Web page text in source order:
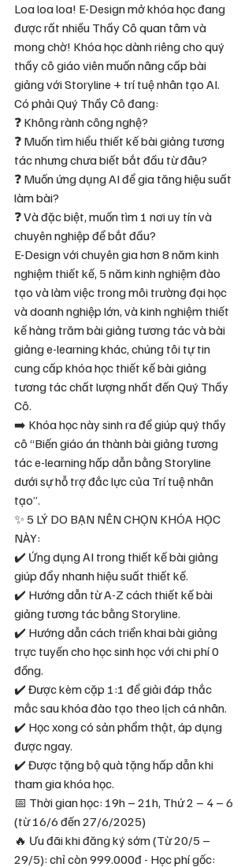
Loa loa loa! E-Design mở khóa học đang
được rất nhiều Thầy Cô quan tâm và
mong chờ! Khóa học dành riêng cho quý
thầy cô giáo viên muốn nâng cấp bài
giảng với Storyline + trí tuệ nhân tạo AI.
Có phải Quý Thầy Cô đang:
❓ Không rành công nghệ?
❓ Muốn tìm hiểu thiết kế bài giảng tương
tác nhưng chưa biết bắt đầu từ đâu?
❓ Muốn ứng dụng AI để gia tăng hiệu suất
làm bài?
❓ Và đặc biệt, muốn tìm 1 nơi uy tín và
chuyên nghiệp để bắt đầu?
E-Design với chuyên gia hơn 8 năm kinh
nghiệm thiết kế, 5 năm kinh nghiệm đào
tạo và làm việc trong môi trường đại học
và doanh nghiệp lớn, và kinh nghiệm thiết
kế hàng trăm bài giảng tương tác và bài
giảng e-learning khác, chúng tôi tự tin
cung cấp khóa học thiết kế bài giảng
tương tác chất lượng nhất đến Quý Thầy
Cô.
➡️ Khóa học này sinh ra để giúp quý thầy
cô “Biến giáo án thành bài giảng tương
tác e-learning hấp dẫn bằng Storyline
dưới sự hỗ trợ đắc lực của Trí tuệ nhân
tạo”.
✨ 5 LÝ DO BẠN NÊN CHỌN KHÓA HỌC
NÀY:
✔️ Ứng dụng AI trong thiết kế bài giảng
giúp đẩy nhanh hiệu suất thiết kế.
✔️ Hướng dẫn từ A-Z cách thiết kế bài
giảng tương tác bằng Storyline.
✔️ Hướng dẫn cách triển khai bài giảng
trực tuyến cho học sinh học với chi phí 0
đồng.
✔️ Được kèm cặp 1:1 để giải đáp thắc
mắc sau khóa đào tạo theo lịch cá nhân.
✔️ Học xong có sản phẩm thật, áp dụng
được ngay.
✔️ Được tặng bộ quà tặng hấp dẫn khi
tham gia khóa học.
📅 Thời gian học: 19h – 21h, Thứ 2 – 4 – 6
(từ 16/6 đến 27/6/2025)
🔥 Ưu đãi khi đăng ký sớm (Từ 20/5 –
29/5): chỉ còn 999.000đ - Học phí gốc: